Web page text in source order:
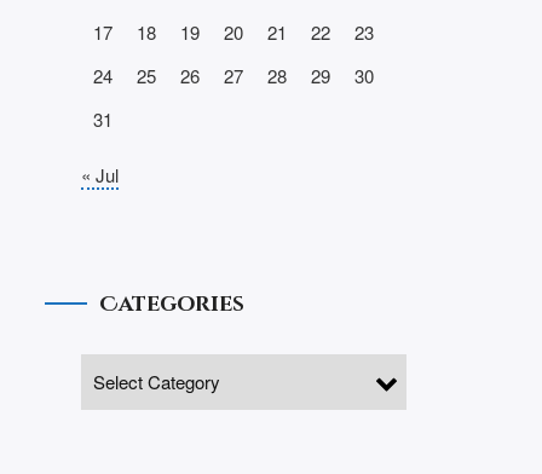
17
18 19 20 21 22
23
24
25 26 27 28 29
30
31
« Jul
Categories